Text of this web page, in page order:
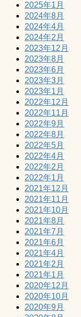
2025年1月
2024年8月
2024年4月
2024年2月
2023年12月
2023年8月
2023年6月
2023年3月
2023年1月
2022年12月
2022年11月
2022年9月
2022年8月
2022年5月
2022年4月
2022年2月
2022年1月
2021年12月
2021年11月
2021年10月
2021年8月
2021年7月
2021年6月
2021年4月
2021年2月
2021年1月
2020年12月
2020年10月
2020年9月